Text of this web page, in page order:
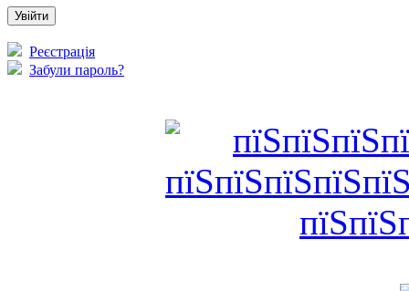
Реєстрація
Забули пароль?